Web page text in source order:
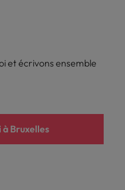
et écrivons ensemble
Bruxelles